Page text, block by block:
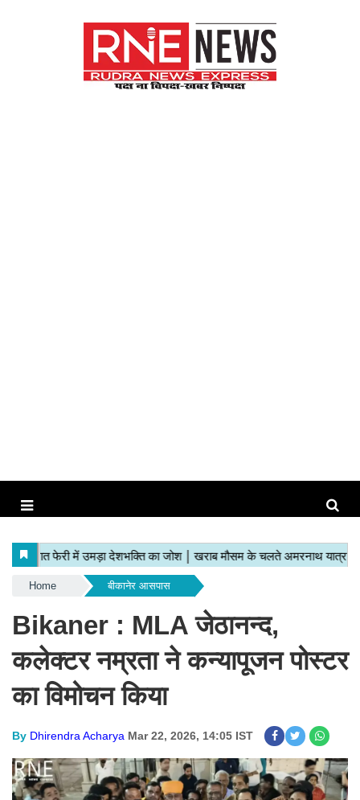
Home बीकानेर आसपास
Bikaner : MLA जेठानन्द,
कलेक्टर नम्रता ने कन्यापूजन पोस्टर
का विमोचन किया
By Dhirendra Acharya Mar 22, 2026, 14:05 IST